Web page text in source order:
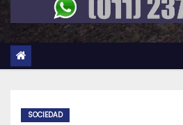
SOCIEDAD